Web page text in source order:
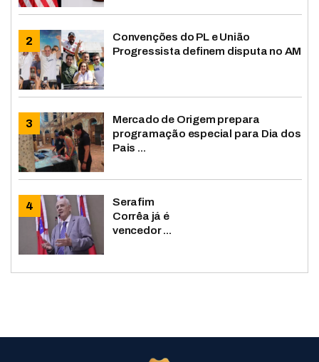
Convenções do PL e União
Progressista definem disputa no AM
Mercado de Origem prepara
programação especial para Dia dos
Pais ...
Serafim
Corrêa já é
vencedor ...